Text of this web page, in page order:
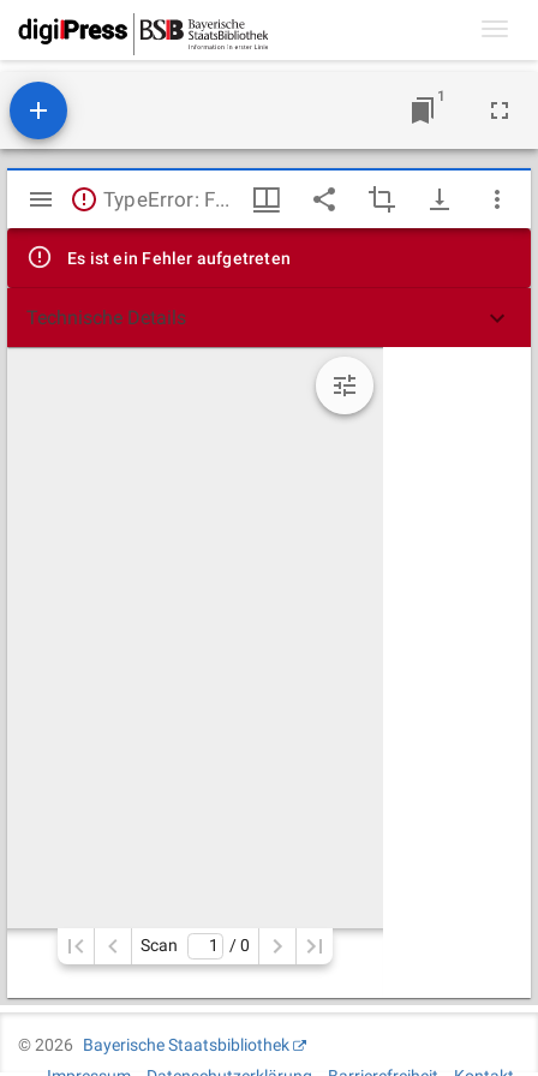
1
Mirador
Viewer
TypeError: Failed to fetch
Es ist ein Fehler aufgetreten
Technische Details
Scan / 0
©2026
Bayerische Staatsbibliothek